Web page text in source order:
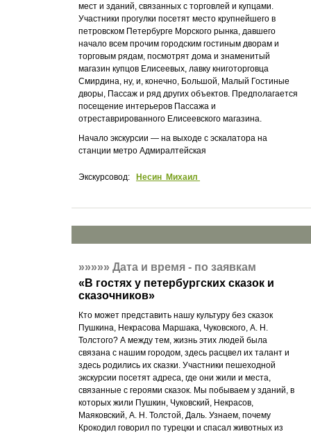
мест и зданий, связанных с торговлей и купцами.
Участники прогулки посетят место крупнейшего в
петровском Петербурге Морского рынка, давшего
начало всем прочим городским гостиным дворам и
торговым рядам, посмотрят дома и знаменитый
магазин купцов Елисеевых, лавку книготорговца
Смирдина, ну, и, конечно, Большой, Малый Гостиные
дворы, Пассаж и ряд других объектов. Предполагается
посещение интерьеров Пассажа и
отреставрированного Елисеевского магазина.
Начало экскурсии — на выходе с эскалатора на
станции метро Адмиралтейская
Экскурсовод: Несин Михаил
»»»»»Дата и время - по заявкам
« В гостях у петербургских сказок и
сказочников»
Кто может представить нашу культуру без сказок
Пушкина, Некрасова Маршака, Чуковского, А. Н.
Толстого? А между тем, жизнь этих людей была
связана с нашим городом, здесь расцвел их талант и
здесь родились их сказки. Участники пешеходной
экскурсии посетят адреса, где они жили и места,
связанные с героями сказок. Мы побываем у зданий, в
которых жили Пушкин, Чуковский, Некрасов,
Маяковский, А. Н. Толстой, Даль. Узнаем, почему
Крокодил говорил по турецки и спасал животных из